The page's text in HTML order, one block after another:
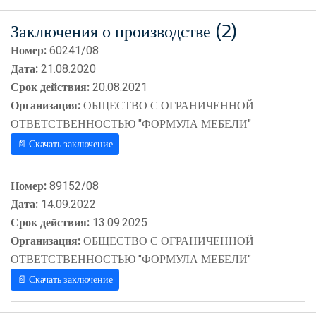
Заключения о производстве (2)
Номер:60241/08
Дата:21.08.2020
Срок действия:20.08.2021
Организация:ОБЩЕСТВО С ОГРАНИЧЕННОЙ
ОТВЕТСТВЕННОСТЬЮ "ФОРМУЛА МЕБЕЛИ"
📄 Скачать заключение
Номер:89152/08
Дата: 14.09.2022
Срок действия: 13.09.2025
Организация:ОБЩЕСТВО С ОГРАНИЧЕННОЙ
ОТВЕТСТВЕННОСТЬЮ "ФОРМУЛА МЕБЕЛИ"
📄 Скачать заключение